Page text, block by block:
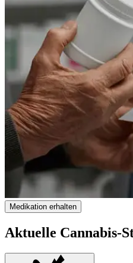
Medikation erhalten
Aktuelle Cannabis-